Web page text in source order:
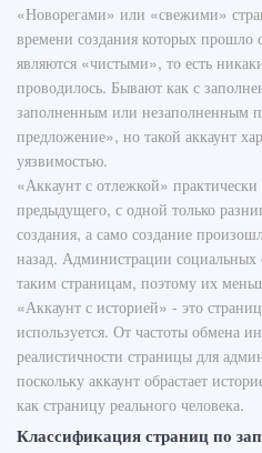
«Новорегами» или «свежими»
времени создания которых
являются «чистыми», то есть
проводилось. Бывают как с
заполненным или незаполненным
предложение», но такой аккаунт
уязвимостью.
«Аккаунт с отлежкой»
предыдущего, с одной только
создания, а само создание
назад. Администрации социальных
таким страницам, поэтому их
«Аккаунт с историей» - это
используется. От частоты обмена
реалистичности страницы для
поскольку аккаунт обрастает
как страницу реального человека.
Классификация страниц по